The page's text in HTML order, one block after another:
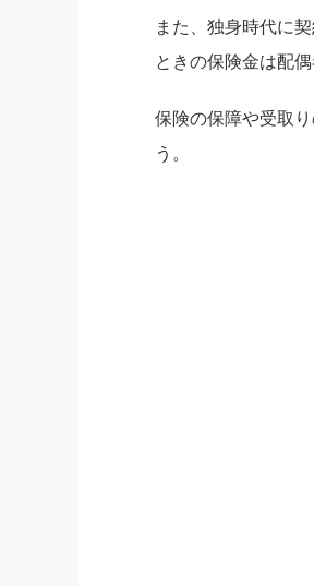
また、独身時代に
ときの保険金は配偶
保険の保障や受取
う。